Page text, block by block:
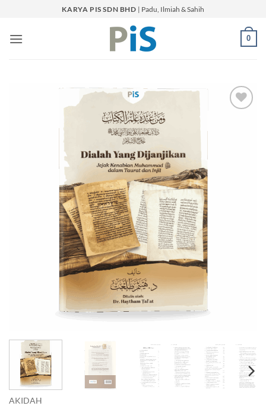
content
KARYA PIS SDN BHD | Padu, Ilmiah & Sahih
0
AKIDAH